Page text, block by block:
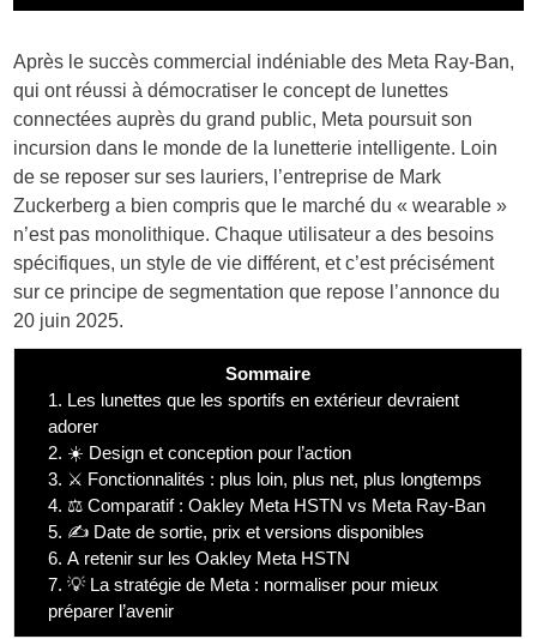
Après le succès commercial indéniable des Meta Ray-Ban,
qui ont réussi à démocratiser le concept de lunettes
connectées auprès du grand public, Meta poursuit son
incursion dans le monde de la lunetterie intelligente. Loin
de se reposer sur ses lauriers, l’entreprise de Mark
Zuckerberg a bien compris que le marché du « wearable »
n’est pas monolithique. Chaque utilisateur a des besoins
spécifiques, un style de vie différent, et c’est précisément
sur ce principe de segmentation que repose l’annonce du
20 juin 2025.
Sommaire
1. Les lunettes que les sportifs en extérieur devraient
adorer
2. ☀️ Design et conception pour l’action
3. ⚔️ Fonctionnalités : plus loin, plus net, plus longtemps
4. ⚖️ Comparatif : Oakley Meta HSTN vs Meta Ray-Ban
5. ✍️ Date de sortie, prix et versions disponibles
6. A retenir sur les Oakley Meta HSTN
7. 💡 La stratégie de Meta : normaliser pour mieux
préparer l’avenir